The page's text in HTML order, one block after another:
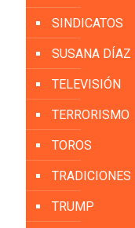
SINDICATOS
SUSANA DÍAZ
TELEVISIÓN
TERRORISMO
TOROS
TRADICIONES
TRUMP